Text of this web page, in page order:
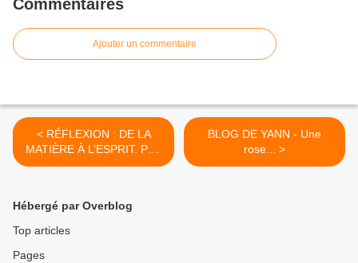
Commentaires
Ajouter un commentaire
< RÉFLEXION : DE LA
MATIÈRE À L’ESPRIT. Part
II
BLOG DE YANN - Une
rose... >
Hébergé par Overblog
Top articles
Pages